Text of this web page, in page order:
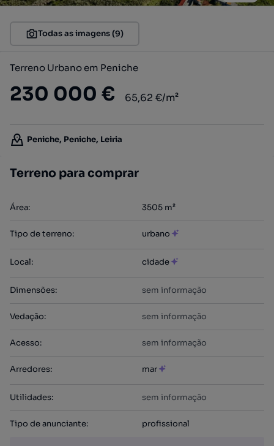
Todas as imagens (9)
Terreno Urbano em Peniche
230 000 € 65,62 €/m²
Peniche, Peniche, Leiria
Terreno para comprar
Área: 3505 m²
Tipo de terreno: urbano
Local: cidade
Dimensões: sem informação
Vedação: sem informação
Acesso: sem informação
Arredores: mar
Utilidades: sem informação
Tipo de anunciante: profissional